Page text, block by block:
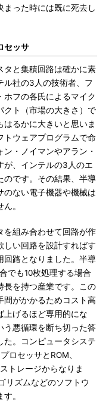
まった時には既に死去し
セッサ
と集積回路は確かに素
ル社の3人の技術者、フ
ホフの各氏によるマイク
クト（市場の大きさ）で
るかに大きいと思いま
トウェアプログラムで命
・ノイマンやアラン・
が、インテルの3人のエ
のです。その結果、半導
のない電子機器や機械は
。
組み合わせて回路が作
しい回路を設計すればす
回路となりました。半導
でも10枚処理する場合
長を持つ産業です。この
間がかかるためコスト高
上げるほど専用的にな
う悪循環を断ち切った答
た。コンピュータシステ
ロセッサとROM、
トレージからなりま
リズムなどのソフトウ
。